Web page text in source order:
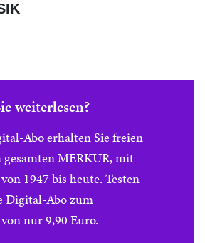
weiterlesen?
Abo erhalten Sie freien
MERKUR, mit
1947 bis heute. Testen
Digital-Abo zum
nur 9,90 Euro.